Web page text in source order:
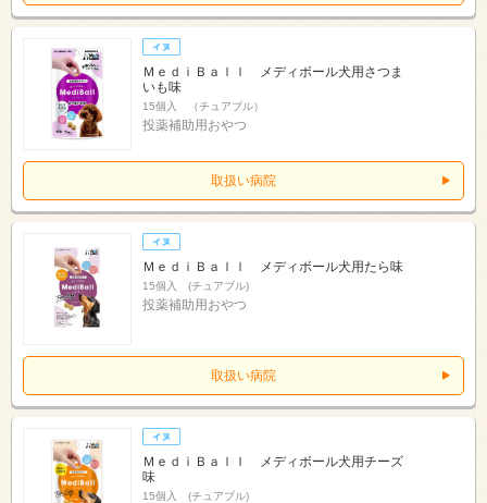
ＭｅｄｉＢａｌｌ メディボール犬用さつま
いも味
15個入 （チュアブル）
投薬補助用おやつ
取扱い病院
ＭｅｄｉＢａｌｌ メディボール犬用たら味
15個入 (チュアブル)
投薬補助用おやつ
取扱い病院
ＭｅｄｉＢａｌｌ メディボール犬用チーズ
味
15個入 (チュアブル)